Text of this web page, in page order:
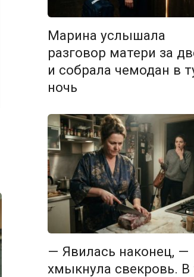
Марина услышала
разговор матери за
и собрала чемодан в
ночь
— Явилась наконец, —
хмыкнула свекровь. В